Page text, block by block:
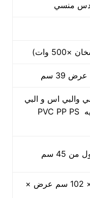
والبي اس و البي
اي تي البلاستيكيه PVC PP PS
45 سم
طول 122 سم × 102 سم عرض ×